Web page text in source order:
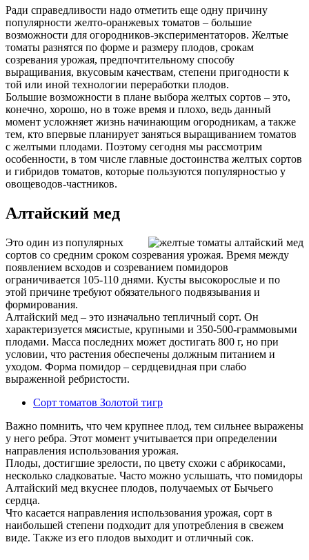
Ради справедливости надо отметить еще одну причину
популярности желто-оранжевых томатов – большие
возможности для огородников-экспериментаторов. Желтые
томаты разнятся по форме и размеру плодов, срокам
созревания урожая, предпочтительному способу
выращивания, вкусовым качествам, степени пригодности к
той или иной технологии переработки плодов.
Большие возможности в плане выбора желтых сортов – это,
конечно, хорошо, но в тоже время и плохо, ведь данный
момент усложняет жизнь начинающим огородникам, а также
тем, кто впервые планирует заняться выращиванием томатов
с желтыми плодами. Поэтому сегодня мы рассмотрим
особенности, в том числе главные достоинства желтых сортов
и гибридов томатов, которые пользуются популярностью у
овощеводов-частников.
Алтайский мед
Это один из популярных
сортов со средним сроком созревания урожая. Время между
появлением всходов и созреванием помидоров
ограничивается 105-110 днями. Кусты высокорослые и по
этой причине требуют обязательного подвязывания и
формирования.
Алтайский мед – это изначально тепличный сорт. Он
характеризуется мясистые, крупными и 350-500-граммовыми
плодами. Масса последних может достигать 800 г, но при
условии, что растения обеспечены должным питанием и
уходом. Форма помидор – сердцевидная при слабо
выраженной ребристости.
Сорт томатов Золотой тигр
Важно помнить, что чем крупнее плод, тем сильнее выражены
у него ребра. Этот момент учитывается при определении
направления использования урожая.
Плоды, достигшие зрелости, по цвету схожи с абрикосами,
несколько сладковатые. Часто можно услышать, что помидоры
Алтайский мед вкуснее плодов, получаемых от Бычьего
сердца.
Что касается направления использования урожая, сорт в
наибольшей степени подходит для употребления в свежем
виде. Также из его плодов выходит и отличный сок.